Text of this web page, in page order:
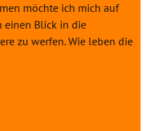
möchte ich mich auf
einen Blick in die
zu werfen. Wie leben die